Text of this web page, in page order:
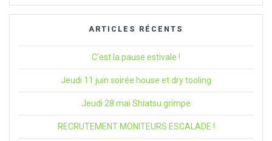
:
ARTICLES RÉCENTS
C’est la pause estivale !
Jeudi 11 juin soirée house et dry tooling
Jeudi 28 mai Shiatsu grimpe
RECRUTEMENT MONITEURS ESCALADE !